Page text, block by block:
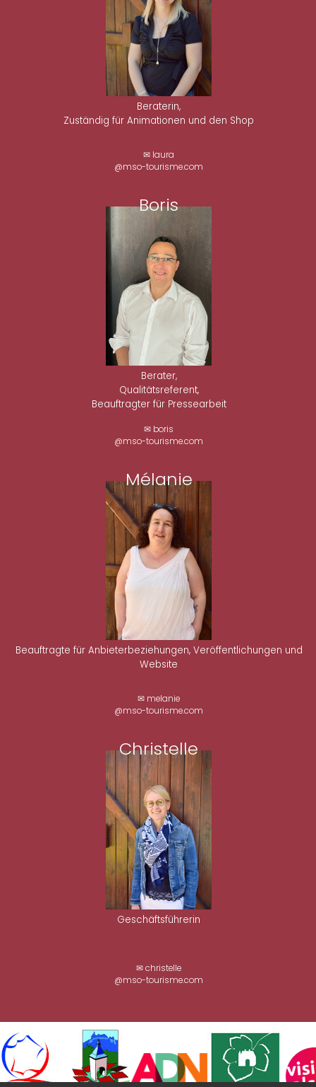
Beraterin,
Zuständig für Animationen und den Shop
✉ laura
@mso-tourisme.com
Boris
Berater,
Qualitätsreferent,
Beauftragter für Pressearbeit
✉ boris
@mso-tourisme.com
Mélanie
Beauftragte für Anbieterbeziehungen, Veröffentlichungen und
Website
✉ melanie
@mso-tourisme.com
Christelle
Geschäftsführerin
✉ christelle
@mso-tourisme.com